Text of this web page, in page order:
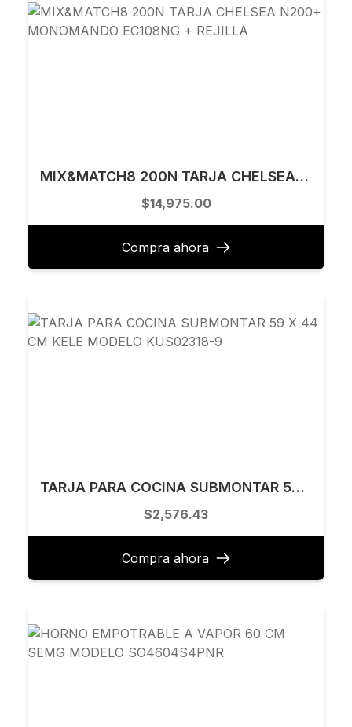
MIX&MATCH8 200N TARJA CHELSEA N200+ MONOMANDO EC108NG + REJILLA
$14,975.00
Compra ahora
TARJA PARA COCINA SUBMONTAR 59 X 44 CM KELE MODELO KUS02318-9
$2,576.43
Compra ahora